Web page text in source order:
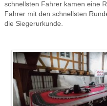
schnellsten Fahrer kamen eine
Fahrer mit den schnellsten
die Siegerurkunde.